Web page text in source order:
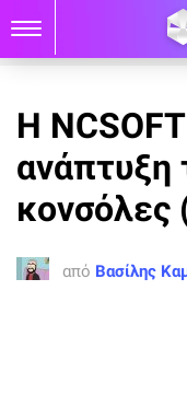
Η
ανάπτυξη
κονσόλες
από Βασίλης